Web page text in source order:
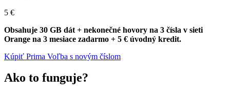
5 €
Obsahuje 30 GB dát + nekonečné hovory na 3 čísla v sieti
Orange na 3 mesiace zadarmo + 5 € úvodný kredit.
Kúpiť Prima Voľba s novým číslom
Ako to funguje?